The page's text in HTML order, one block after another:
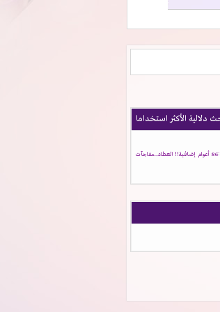
86꞉ أعوام إضافية!! العطاء...مفاجآت